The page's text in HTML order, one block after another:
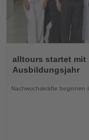
Sie
die
alltours startet mit
Ausbildungsjahr
Nachwuchskräfte beginnen